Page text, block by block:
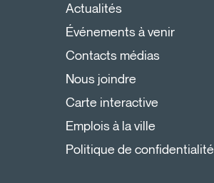
Actualités
Événements à venir
Contacts médias
Nous joindre
Carte interactive
Emplois à la ville
Politique de confidentialité